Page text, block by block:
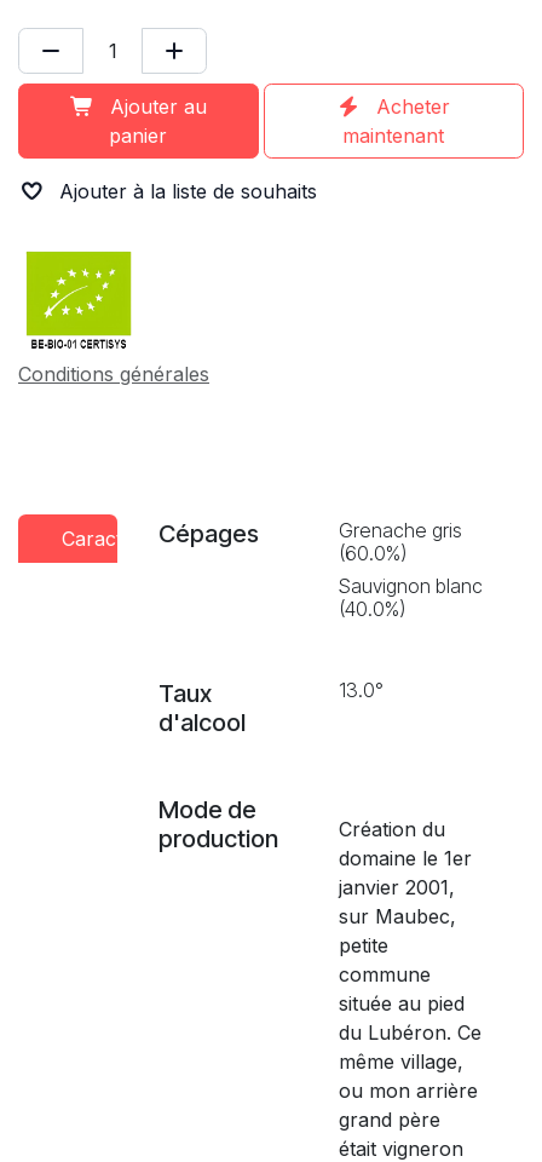
Ajouter au
panier
Acheter
maintenant
Ajouter à la liste de souhaits
Conditions générales
Caractéristiques
Conseils
dégustation
Presse
Cépages
Grenache gris
(60.0%)
Sauvignon blanc
(40.0%)
Taux
d'alcool
13.0°
Mode de
production
Création du
domaine le 1er
janvier 2001,
sur Maubec,
petite
commune
située au pied
du Lubéron. Ce
même village,
ou mon arrière
grand père
était vigneron